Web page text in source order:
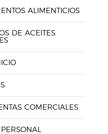
ALIMENTICIOS
DE ACEITES
COMERCIALES